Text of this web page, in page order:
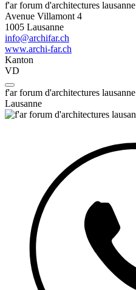
f'ar forum d'architectures lausanne
Avenue Villamont 4
1005 Lausanne
info@archifar.ch
www.archi-far.ch
Kanton
VD
f'ar forum d'architectures lausanne
Lausanne